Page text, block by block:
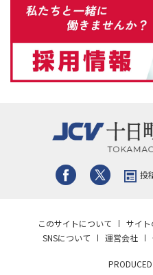
投
このサイトについて サイ
SNSについて
運営会社